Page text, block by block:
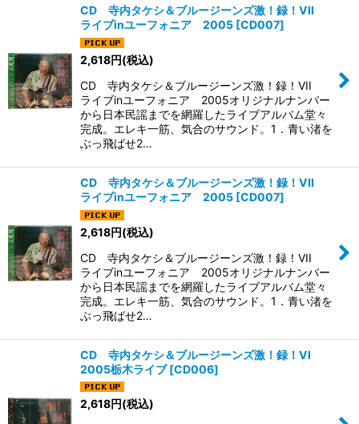
CD 寺内タケシ＆ブルージーンズ激！録！VII
ライブinユーフォニア 2005 [CD007]
2,618円(税込)
CD 寺内タケシ＆ブルージーンズ激！録！VII
ライブinユーフォニア 2005オリジナルナンバー
から日本民謡までを網羅したライブアルバム堂々
完成。エレキ一筋、気合のサウンド。1．青い渚を
ぶっ飛ばせ2…
CD 寺内タケシ＆ブルージーンズ激！録！VII
ライブinユーフォニア 2005 [CD007]
2,618円(税込)
CD 寺内タケシ＆ブルージーンズ激！録！VII
ライブinユーフォニア 2005オリジナルナンバー
から日本民謡までを網羅したライブアルバム堂々
完成。エレキ一筋、気合のサウンド。1．青い渚を
ぶっ飛ばせ2…
CD 寺内タケシ＆ブルージーンズ激！録！VI
2005栃木ライブ [CD006]
2,618円(税込)